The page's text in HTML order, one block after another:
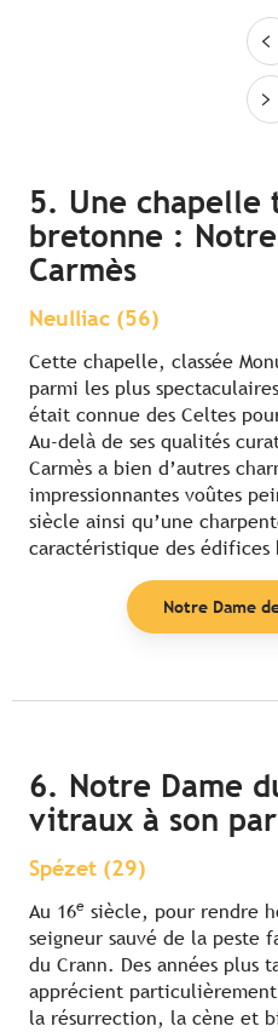
5. Une chapelle
bretonne :
Carmès
Neulliac (56)
Cette chapelle, classée
parmi les plus
était connue des Celtes
Au-delà de ses qualités
Carmès a bien d’autres
impressionnantes voûtes
siècle ainsi qu’une
caractéristique des édifices
Notre Dame
6. Notre Dame
vitraux à son
Spézet (29)
Au 16e siècle, pour rendre
seigneur sauvé de la peste
du Crann. Des années plus
apprécient
la résurrection, la cène et